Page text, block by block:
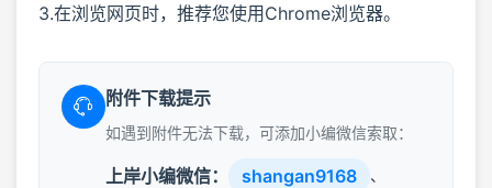
3.在浏览网页时，推荐您使用Chrome浏览器。
附件下载提示
如遇到附件无法下载，可添加小编微信索取：
上岸小编微信： shangan9168 、